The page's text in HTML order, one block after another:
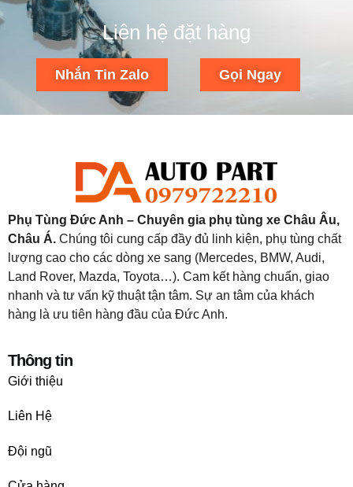
Liên hệ đặt hàng
Nhắn Tin Zalo Gọi Ngay
Phụ Tùng Đức Anh – Chuyên gia phụ tùng xe Châu Âu,
Châu Á. Chúng tôi cung cấp đầy đủ linh kiện, phụ tùng chất
lượng cao cho các dòng xe sang (Mercedes, BMW, Audi,
Land Rover, Mazda, Toyota…). Cam kết hàng chuẩn, giao
nhanh và tư vấn kỹ thuật tận tâm. Sự an tâm của khách
hàng là ưu tiên hàng đầu của Đức Anh.
Thông tin
Giới thiệu
Liên Hệ
Đội ngũ